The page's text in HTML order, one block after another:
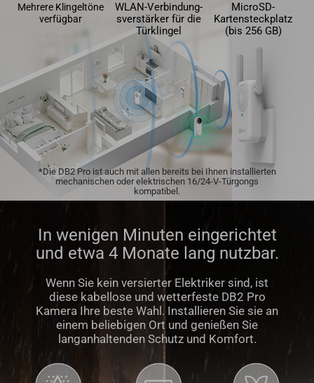
Mehrere Klingeltöne
verfügbar
WLAN-Verbindung-
sverstärker für die
Türklingel
MicroSD-
Kartensteckplatz
(bis 256 GB)
*Die DB2 Pro ist auch mit allen bereits bei Ihnen installierten
mechanischen oder elektrischen 16/24-V-Türgongs
kompatibel.
In wenigen Minuten eingerichtet
und etwa 4 Monate lang nutzbar.
Wenn Sie kein versierter Elektriker sind, ist
diese kabellose und wetterfeste DB2 Pro
Kamera Ihre beste Wahl. Installieren Sie sie an
einem beliebigen Ort und genießen Sie
langanhaltenden Schutz und Komfort.